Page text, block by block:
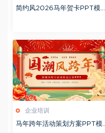
简约风2026马年贺卡PPT模板
企业培训
马年跨年活动策划方案PPT模